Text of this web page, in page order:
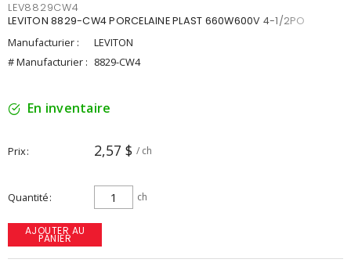
LEV8829CW4
LEVITON 8829-CW4 PORCELAINE PLAST 660W600V 4-1/2PO
Manufacturier :
LEVITON
# Manufacturier : 8829-CW4
En inventaire
Prix 2,57 $ / ch
Quantité ch
AJOUTER AU
PANIER